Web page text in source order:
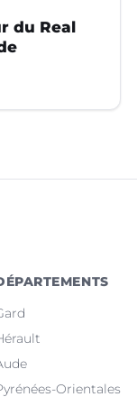
du Real
Orientales